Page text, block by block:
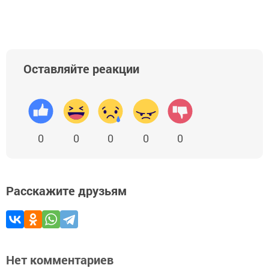
Оставляйте реакции
0 0 0 0 0
Расскажите друзьям
Нет комментариев